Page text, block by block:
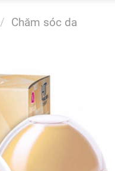
/ Chăm sóc da